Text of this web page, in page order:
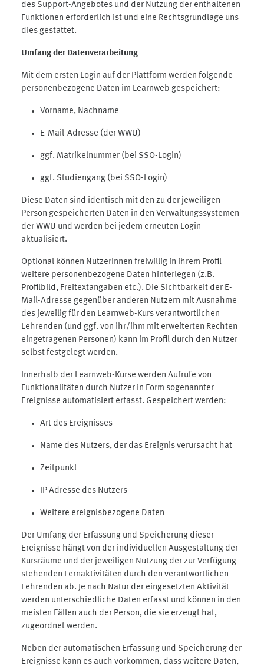
des Support-Angebotes und der Nutzung der enthaltenen
Funktionen erforderlich ist und eine Rechtsgrundlage uns
dies gestattet.
Umfang der Datenverarbeitung
Mit dem ersten Login auf der Plattform werden folgende
personenbezogene Daten im Learnweb gespeichert:
Vorname, Nachname
E-Mail-Adresse (der WWU)
ggf. Matrikelnummer (bei SSO-Login)
ggf. Studiengang (bei SSO-Login)
Diese Daten sind identisch mit den zu der jeweiligen
Person gespeicherten Daten in den Verwaltungssystemen
der WWU und werden bei jedem erneuten Login
aktualisiert.
Optional können NutzerInnen freiwillig in ihrem Profil
weitere personenbezogene Daten hinterlegen (z.B.
Profilbild, Freitextangaben etc.). Die Sichtbarkeit der E-
Mail-Adresse gegenüber anderen Nutzern mit Ausnahme
des jeweilig für den Learnweb-Kurs verantwortlichen
Lehrenden (und ggf. von ihr/ihm mit erweiterten Rechten
eingetragenen Personen) kann im Profil durch den Nutzer
selbst festgelegt werden.
Innerhalb der Learnweb-Kurse werden Aufrufe von
Funktionalitäten durch Nutzer in Form sogenannter
Ereignisse automatisiert erfasst. Gespeichert werden:
Art des Ereignisses
Name des Nutzers, der das Ereignis verursacht hat
Zeitpunkt
IP Adresse des Nutzers
Weitere ereignisbezogene Daten
Der Umfang der Erfassung und Speicherung dieser
Ereignisse hängt von der individuellen Ausgestaltung der
Kursräume und der jeweiligen Nutzung der zur Verfügung
stehenden Lernaktivitäten durch den verantwortlichen
Lehrenden ab. Je nach Natur der eingesetzten Aktivität
werden unterschiedliche Daten erfasst und können in den
meisten Fällen auch der Person, die sie erzeugt hat,
zugeordnet werden.
Neben der automatischen Erfassung und Speicherung der
Ereignisse kann es auch vorkommen, dass weitere Daten,